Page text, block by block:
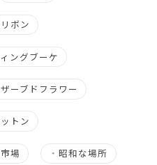
ボン
ングブーケ
ーブドフラワー
トン
場 ・昭和な場所